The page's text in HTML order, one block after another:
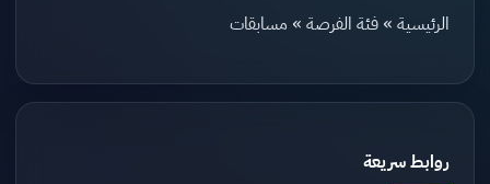
الرئيسية » فئة الفرصة » مسابقات
روابط سريعة